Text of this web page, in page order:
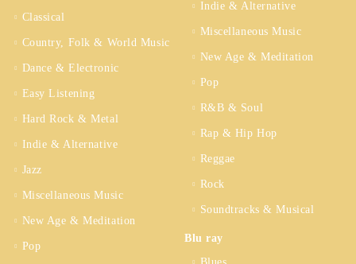
Classical
Country, Folk & World Music
Dance & Electronic
Easy Listening
Hard Rock & Metal
Indie & Alternative
Jazz
Miscellaneous Music
New Age & Meditation
Pop
Indie & Alternative
Miscellaneous Music
New Age & Meditation
Pop
R&B & Soul
Rap & Hip Hop
Reggae
Rock
Soundtracks & Musical
Blu ray